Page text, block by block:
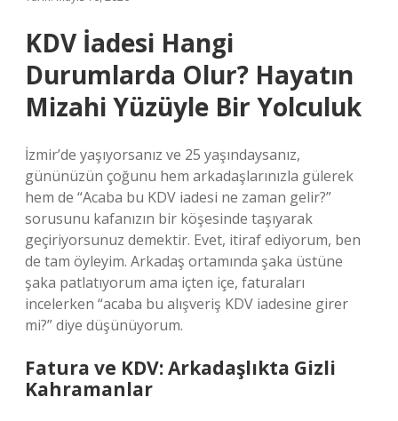
KDV İadesi Hangi
Durumlarda Olur? Hayatın
Mizahi Yüzüyle Bir Yolculuk
İzmir’de yaşıyorsanız ve 25 yaşındaysanız,
gününüzün çoğunu hem arkadaşlarınızla gülerek
hem de “Acaba bu KDV iadesi ne zaman gelir?”
sorusunu kafanızın bir köşesinde taşıyarak
geçiriyorsunuz demektir. Evet, itiraf ediyorum, ben
de tam öyleyim. Arkadaş ortamında şaka üstüne
şaka patlatıyorum ama içten içe, faturaları
incelerken “acaba bu alışveriş KDV iadesine girer
mi?” diye düşünüyorum.
Fatura ve KDV: Arkadaşlıkta Gizli
Kahramanlar